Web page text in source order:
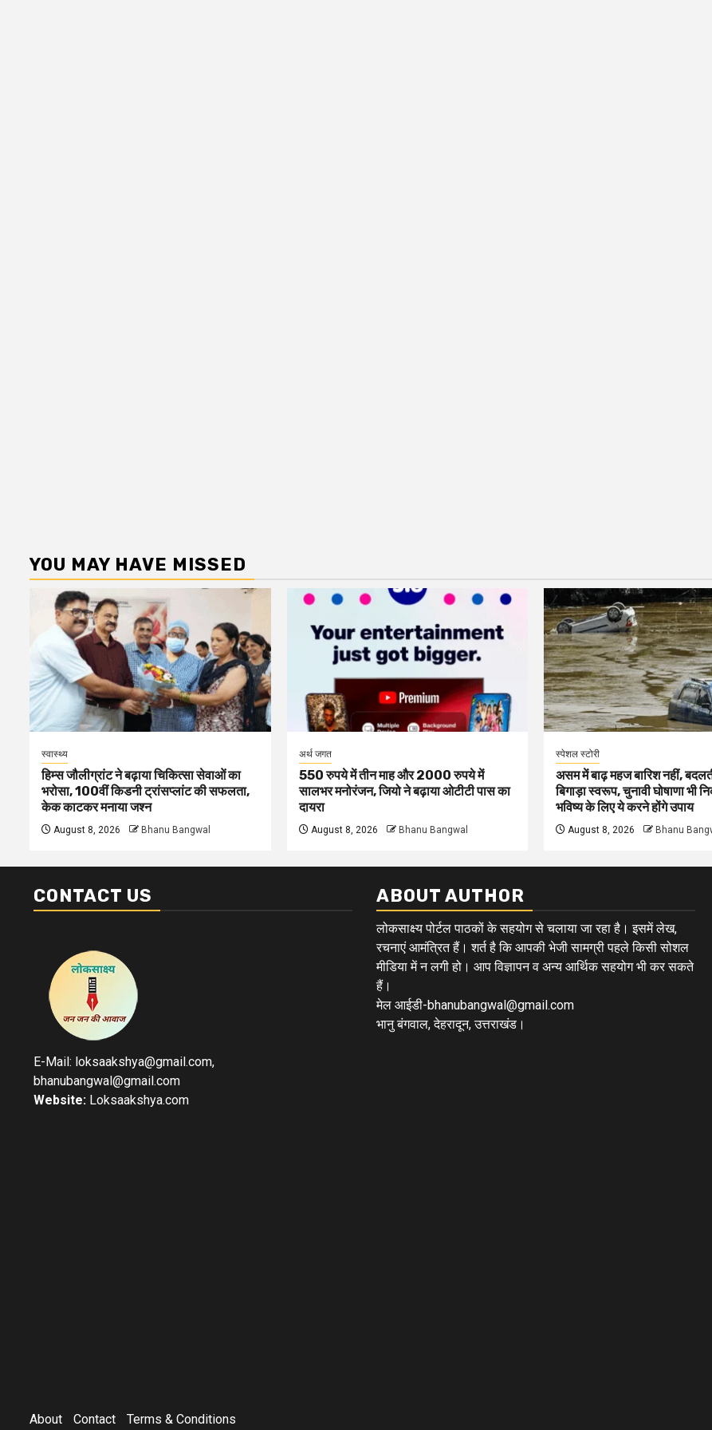
YOU MAY HAVE MISSED
स्वास्थ्य
हिम्स जौलीग्रांट ने बढ़ाया चिकित्सा सेवाओं का
भरोसा, 100वीं किडनी ट्रांसप्लांट की सफलता,
केक काटकर मनाया जश्न
August 8, 2026 Bhanu Bangwal
अर्थ जगत
550 रुपये में तीन माह और 2000 रुपये में
सालभर मनोरंजन, जियो ने बढ़ाया ओटीटी पास का
दायरा
August 8, 2026 Bhanu Bangwal
स्पेशल स्टोरी
असम में बाढ़ महज बारिश नहीं,
बिगाड़ा स्वरूप, चुनावी घोषाणा भी
भविष्य के लिए ये करने होंगे उपाय
August 8, 2026 Bhanu
CONTACT US
E-Mail: loksaakshya@gmail.com,
bhanubangwal@gmail.com
Website: Loksaakshya.com
ABOUT AUTHOR
लोकसाक्ष्य पोर्टल पाठकों के सहयोग से चलाया जा रहा है। इसमें लेख,
रचनाएं आमंत्रित हैं। शर्त है कि आपकी भेजी सामग्री पहले किसी सोशल
मीडिया में न लगी हो। आप विज्ञापन व अन्य आर्थिक सहयोग भी कर सकते
हैं।
मेल आईडी-bhanubangwal@gmail.com
भानु बंगवाल, देहरादून, उत्तराखंड।
About Contact Terms & Conditions